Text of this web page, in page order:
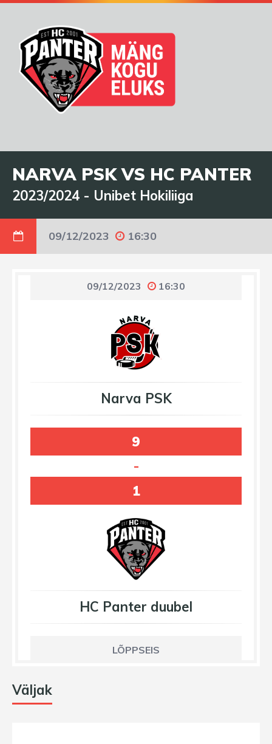
NARVA PSK VS HC PANTER
2023/2024 - Unibet Hokiliiga
09/12/2023 16:30
09/12/2023 16:30
Narva PSK
9
-
1
HC Panter duubel
LÕPPSEIS
Väljak